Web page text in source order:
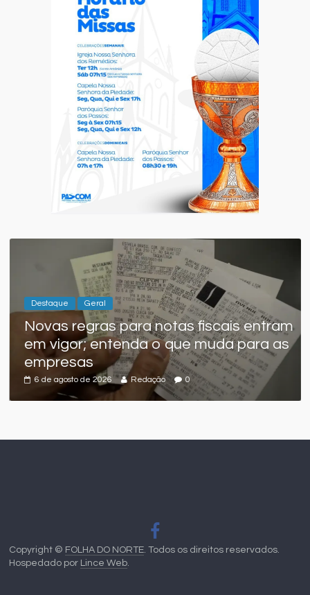
para notas fiscais entram
o que muda para as
Redação 0
Destaque
Programa
da rede
Copyright ©FOLHA DO NORTE. Todos os direitos reservados.